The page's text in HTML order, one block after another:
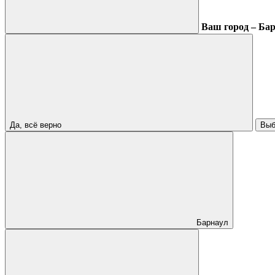
Ваш город –
Да, всё верно
Барнаул